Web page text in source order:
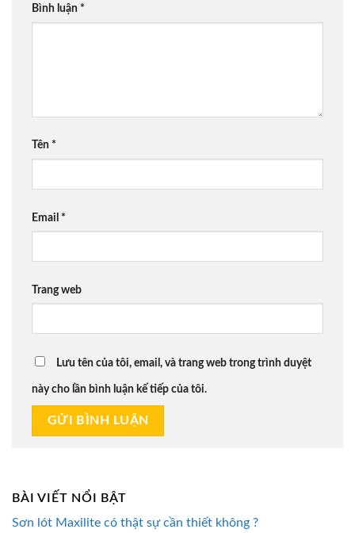
Bình luận *
Tên *
Email *
Trang web
Lưu tên của tôi, email, và trang web trong trình duyệt
này cho lần bình luận kế tiếp của tôi.
BÀI VIẾT NỔI BẬT
Sơn lót Maxilite có thật sự cần thiết không ?